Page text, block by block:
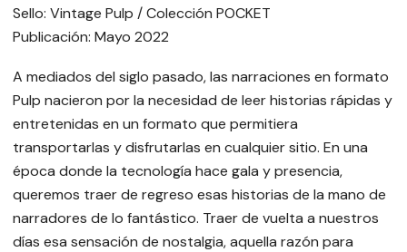
Sello: Vintage Pulp / Colección POCKET
Publicación: Mayo 2022
A mediados del siglo pasado, las narraciones en formato
Pulp nacieron por la necesidad de leer historias rápidas y
entretenidas en un formato que permitiera
transportarlas y disfrutarlas en cualquier sitio. En una
época donde la tecnología hace gala y presencia,
queremos traer de regreso esas historias de la mano de
narradores de lo fantástico. Traer de vuelta a nuestros
días esa sensación de nostalgia, aquella razón para